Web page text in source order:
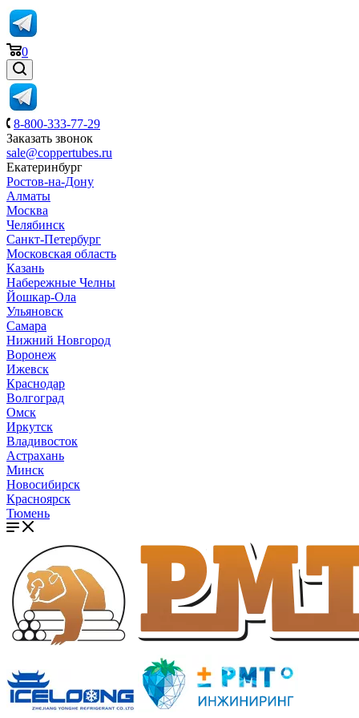
0
8-800-333-77-29
Заказать звонок
sale@coppertubes.ru
Екатеринбург
Ростов-на-Дону
Алматы
Москва
Челябинск
Санкт-Петербург
Московская область
Казань
Набережные Челны
Йошкар-Ола
Ульяновск
Самара
Нижний Новгород
Воронеж
Ижевск
Краснодар
Волгоград
Омск
Иркутск
Владивосток
Астрахань
Минск
Новосибирск
Красноярск
Тюмень